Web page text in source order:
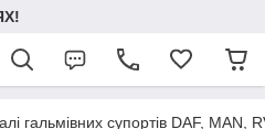
гальмівних супортів DAF,